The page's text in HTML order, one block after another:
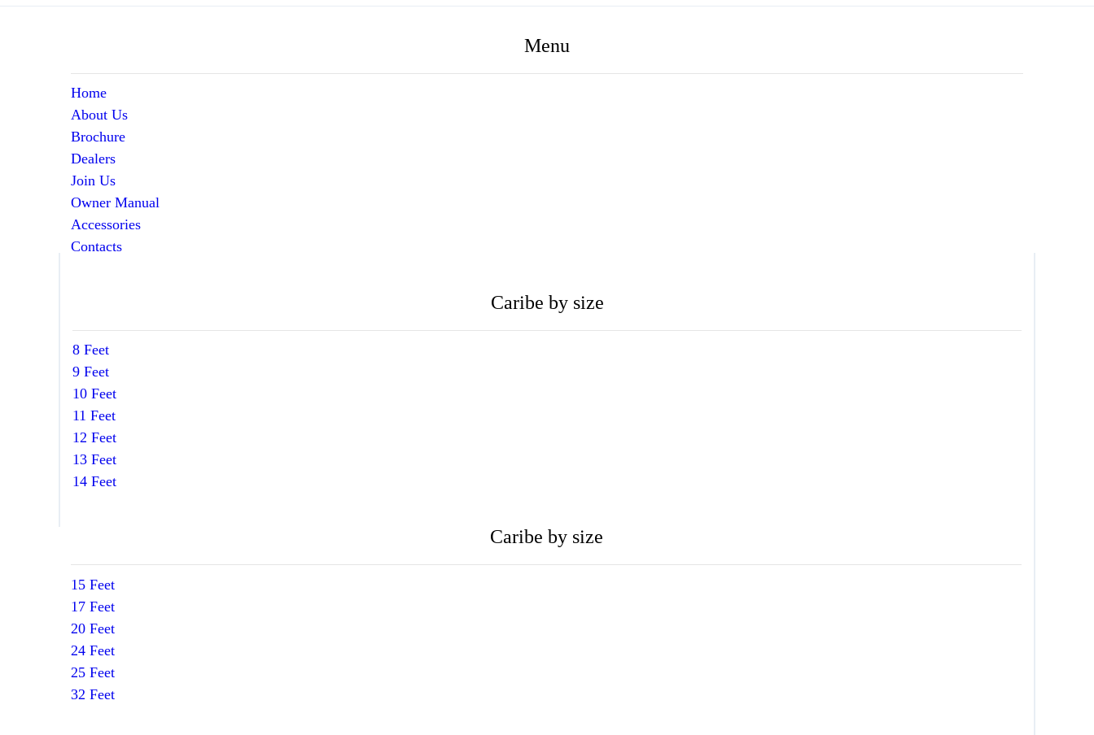
Menu
Home
About Us
Brochure
Dealers
Join Us
Owner Manual
Accessories
Contacts
Caribe by size
8 Feet
9 Feet
10 Feet
11 Feet
12 Feet
13 Feet
14 Feet
Caribe by size
15 Feet
17 Feet
20 Feet
24 Feet
25 Feet
32 Feet